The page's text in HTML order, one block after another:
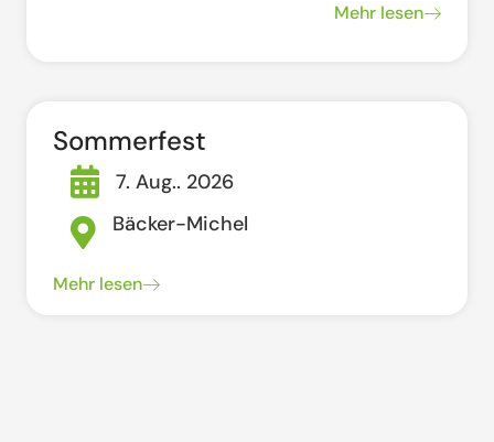
Mehr lesen
Sommerfest
7. Aug.. 2026
Bäcker-Michel
Mehr lesen